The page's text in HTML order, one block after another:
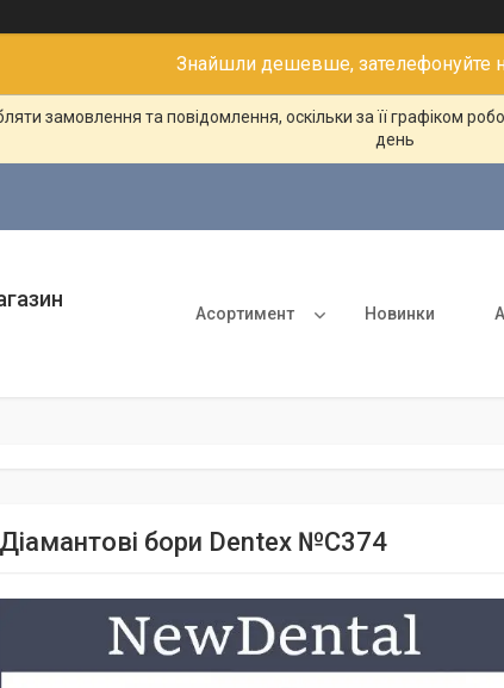
Знайшли дешевше, зателефонуйте
замовлення та повідомлення, оскільки за її графіком
день
Асортимент Новинки
Діамантові бори Dentex №C374